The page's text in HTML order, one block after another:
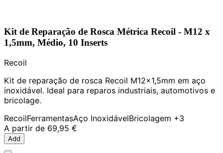
Kit de Reparação de Rosca Métrica Recoil - M12 x
1,5mm, Médio, 10 Inserts
Recoil
Kit de reparação de rosca Recoil M12x1,5mm em aço
inoxidável. Ideal para reparos industriais, automotivos e
bricolage.
RecoilFerramentasAço InoxidávelBricolagem +3
A partir de 69,95 €
Add